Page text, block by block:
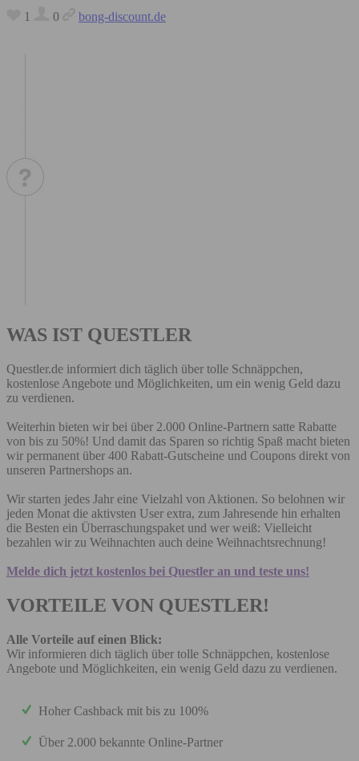
1 0 bong-discount.de
WAS IST QUESTLER
Questler.de informiert dich täglich über tolle Schnäppchen,
kostenlose Angebote und Möglichkeiten, um ein wenig Geld dazu
zu verdienen.
Weiterhin bieten wir bei über 2.000 Online-Partnern satte Rabatte
von bis zu 50%! Und damit das Sparen so richtig Spaß macht bieten
wir permanent über 400 Rabatt-Gutscheine und Coupons direkt von
unseren Partnershops an.
Wir starten jedes Jahr eine Vielzahl von Aktionen. So belohnen wir
jeden Monat die aktivsten User extra, zum Jahresende hin erhalten
die Besten ein Überraschungspaket und wer weiß: Vielleicht
bezahlen wir zu Weihnachten auch deine Weihnachtsrechnung!
Melde dich jetzt kostenlos bei Questler an und teste uns!
VORTEILE VON QUESTLER!
Alle Vorteile auf einen Blick:
Wir informieren dich täglich über tolle Schnäppchen, kostenlose
Angebote und Möglichkeiten, ein wenig Geld dazu zu verdienen.
Hoher Cashback mit bis zu 100%
Über 2.000 bekannte Online-Partner